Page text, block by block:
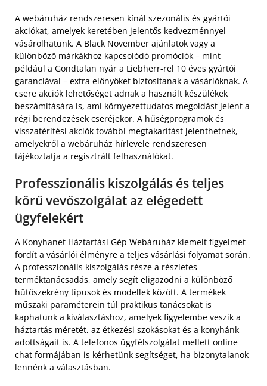
A webáruház rendszeresen kínál szezonális és gyártói
akciókat, amelyek keretében jelentős kedvezménnyel
vásárolhatunk. A Black November ajánlatok vagy a
különböző márkákhoz kapcsolódó promóciók – mint
például a Gondtalan nyár a Liebherr-rel 10 éves gyártói
garanciával – extra előnyöket biztosítanak a vásárlóknak. A
csere akciók lehetőséget adnak a használt készülékek
beszámítására is, ami környezettudatos megoldást jelent a
régi berendezések cseréjekor. A hűségprogramok és
visszatérítési akciók további megtakarítást jelenthetnek,
amelyekről a webáruház hírlevele rendszeresen
tájékoztatja a regisztrált felhasználókat.
Professzionális kiszolgálás és teljes
körű vevőszolgálat az elégedett
ügyfelekért
A Konyhanet Háztartási Gép Webáruház kiemelt figyelmet
fordít a vásárlói élményre a teljes vásárlási folyamat során.
A professzionális kiszolgálás része a részletes
terméktanácsadás, amely segít eligazodni a különböző
hűtőszekrény típusok és modellek között. A termékek
műszaki paraméterein túl praktikus tanácsokat is
kaphatunk a kiválasztáshoz, amelyek figyelembe veszik a
háztartás méretét, az étkezési szokásokat és a konyhánk
adottságait is. A telefonos ügyfélszolgálat mellett online
chat formájában is kérhetünk segítséget, ha bizonytalanok
lennénk a választásban.